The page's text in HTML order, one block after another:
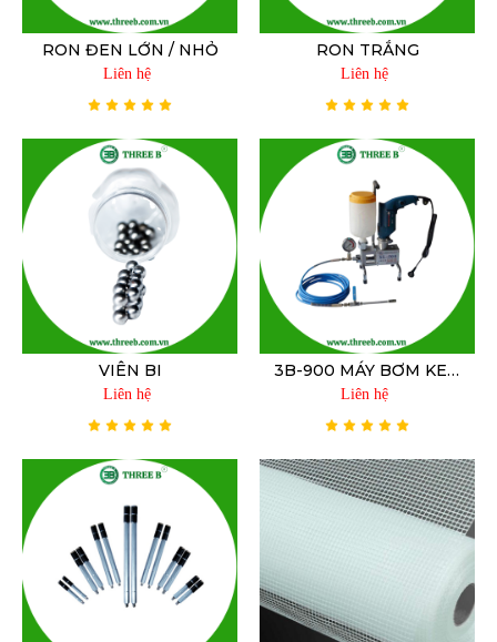
RON ĐEN LỚN / NHỎ
Liên hệ
RON TRẮNG
Liên hệ
VIÊN BI
Liên hệ
3B-900 MÁY BƠM KEO
ÁP LỰC CAO
Liên hệ